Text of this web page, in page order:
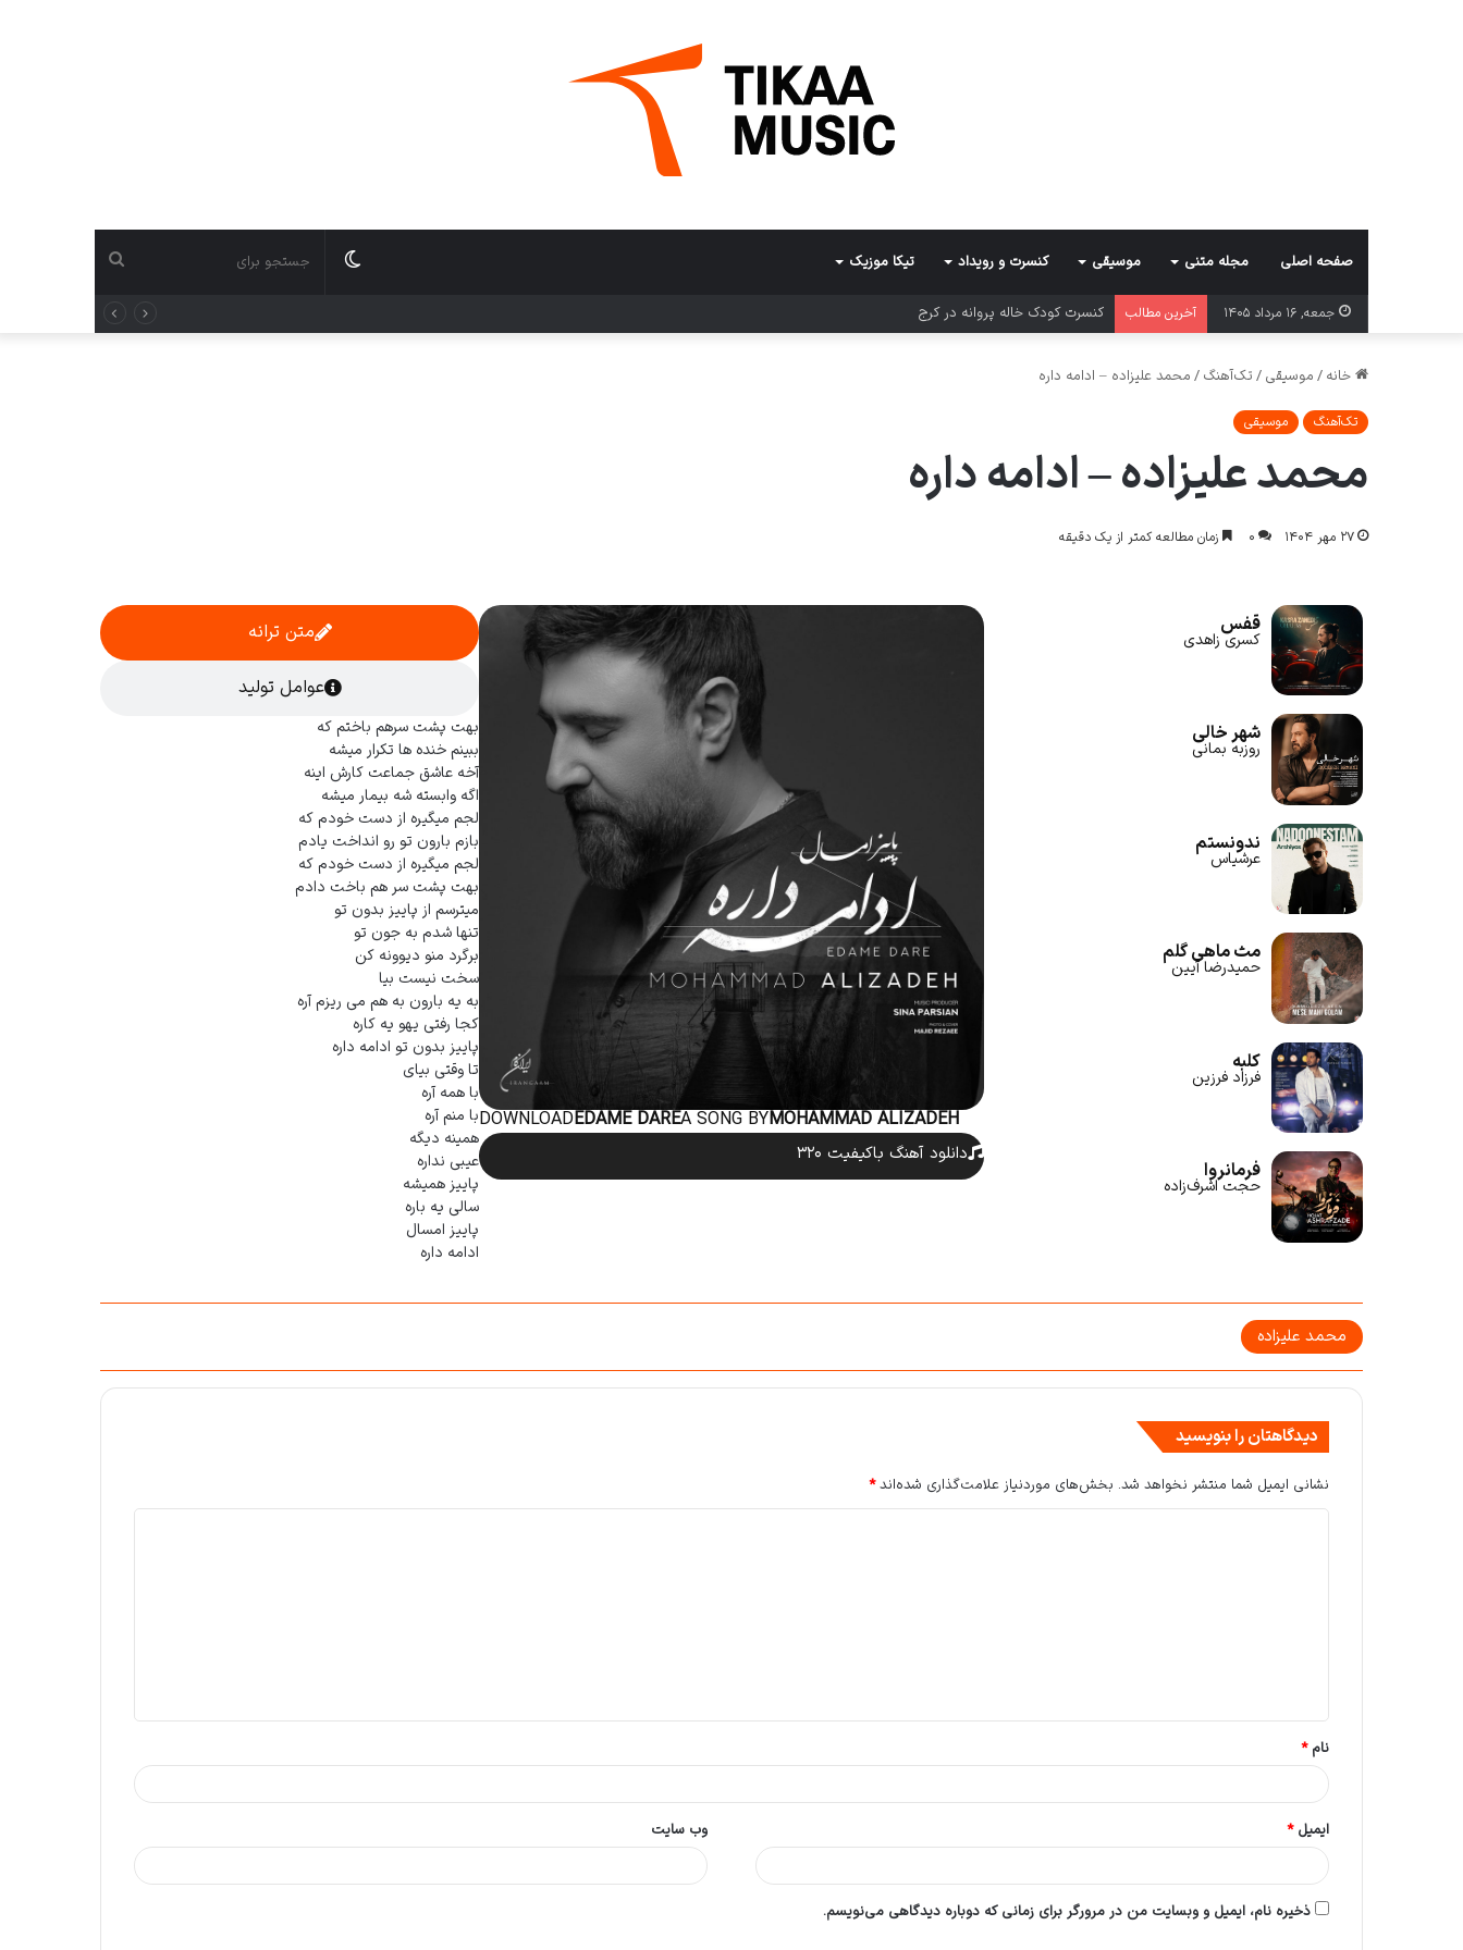
صفحه اصلی مجله متنی موسیقی کنسرت و رویداد تیکا موزیک
جمعه, ۱۶ مرداد ۱۴۰۵ آخرین مطالب کنسرت کودک خاله پروانه در کرج
خانه / موسیقی / تک‌آهنگ / محمد علیزاده – ادامه داره
تک‌آهنگ موسیقی
محمد علیزاده – ادامه داره
۲۷ مهر ۱۴۰۴ ۰ زمان مطالعه کمتر از یک دقیقه
قفس
کسری زاهدی
شهر خالی
روزبه بمانی
ندونستم
عرشیاس
مث ماهی گلم
حمیدرضا آیین
کلبه
فرزاد فرزین
فرمانروا
حجت اشرف‌زاده
MOHAMMAD ALIZADEH
A SONG BY
EDAME DARE
DOWNLOAD
دانلود آهنگ باکیفیت ۳۲۰
متن ترانه
عوامل تولید
بهت پشت سرهم باختم که
ببینم خنده ها تکرار میشه
آخه عاشق جماعت کارش اینه
اگه وابسته شه بیمار میشه
لجم میگیره از دست خودم که
بازم بارون تو رو انداخت یادم
لجم میگیره از دست خودم که
بهت پشت سر هم باخت دادم
میترسم از پاییز بدون تو
تنها شدم به جون تو
برگرد منو دیوونه کن
سخت نیست بیا
به یه بارون به هم می ریزم آره
کجا رفتی یهو یه کاره
پاییز بدون تو ادامه داره
تا وقتی بیای
با همه آره
با منم آره
همینه دیگه
عیبی نداره
پاییز همیشه
سالی یه باره
پاییز امسال
ادامه داره
محمد علیزاده
دیدگاهتان را بنویسید
نشانی ایمیل شما منتشر نخواهد شد. بخش‌های موردنیاز علامت‌گذاری شده‌اند*
*
نام*
ایمیل* وب‌ سایت
ذخیره نام، ایمیل و وبسایت من در مرورگر برای زمانی که دوباره دیدگاهی می‌نویسم.